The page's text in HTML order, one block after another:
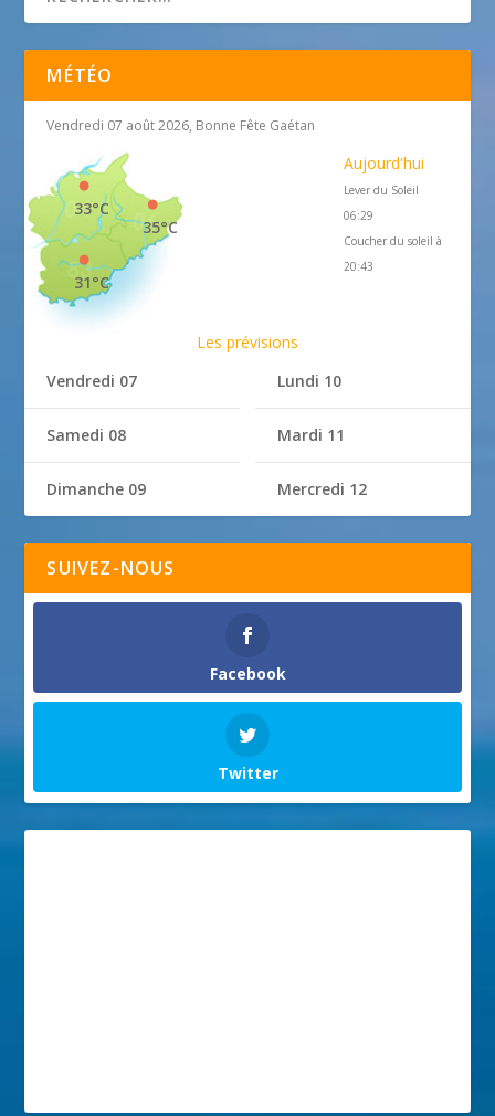
MÉTÉO
Vendredi 07 août 2026, Bonne Fête Gaétan
35°C
33°C
31°C
Aujourd'hui
Lever du Soleil
06:29
Coucher du soleil à
20:43
Les prévisions
Vendredi 07
Samedi 08
Dimanche 09
Lundi 10
Mardi 11
Mercredi 12
SUIVEZ-NOUS
Facebook
Twitter